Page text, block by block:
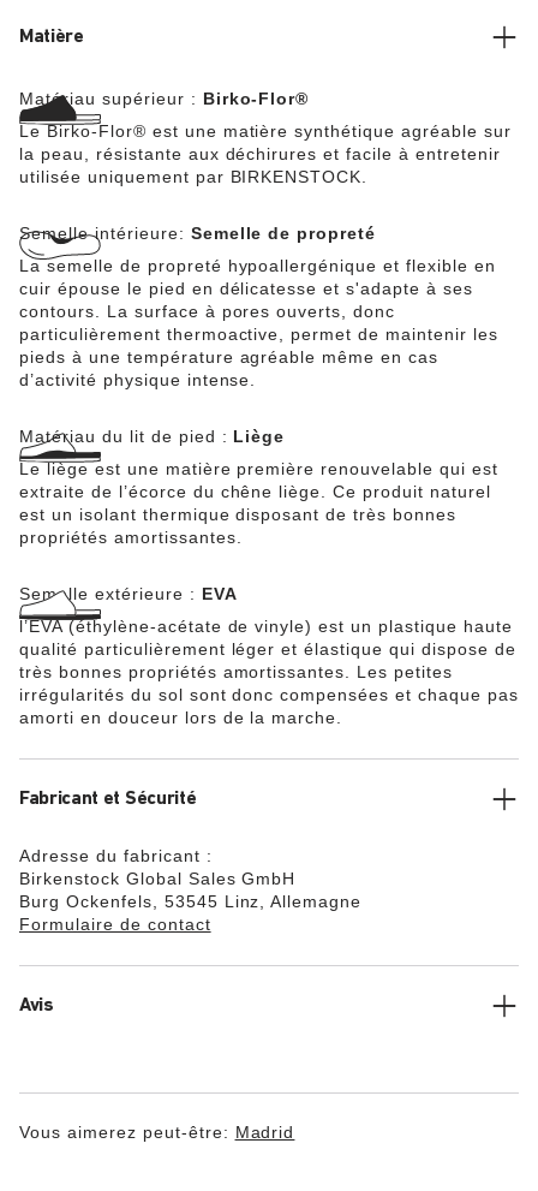
Matière
Matériau supérieur : Birko-Flor®
Le Birko-Flor® est une matière synthétique agréable sur
la peau, résistante aux déchirures et facile à entretenir
utilisée uniquement par BIRKENSTOCK.
Semelle intérieure: Semelle de propreté
La semelle de propreté hypoallergénique et flexible en
cuir épouse le pied en délicatesse et s'adapte à ses
contours. La surface à pores ouverts, donc
particulièrement thermoactive, permet de maintenir les
pieds à une température agréable même en cas
d’activité physique intense.
Matériau du lit de pied : Liège
Le liège est une matière première renouvelable qui est
extraite de l’écorce du chêne liège. Ce produit naturel
est un isolant thermique disposant de très bonnes
propriétés amortissantes.
Semelle extérieure : EVA
l’EVA (éthylène-acétate de vinyle) est un plastique haute
qualité particulièrement léger et élastique qui dispose de
très bonnes propriétés amortissantes. Les petites
irrégularités du sol sont donc compensées et chaque pas
amorti en douceur lors de la marche.
Fabricant et Sécurité
Adresse du fabricant :
Birkenstock Global Sales GmbH
Burg Ockenfels, 53545 Linz, Allemagne
Formulaire de contact
Avis
Vous aimerez peut-être: Madrid